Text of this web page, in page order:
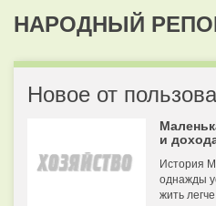
НАРОДНЫЙ
Новое от
и
История
однажды
жить